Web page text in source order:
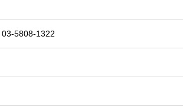
03-5808-1322